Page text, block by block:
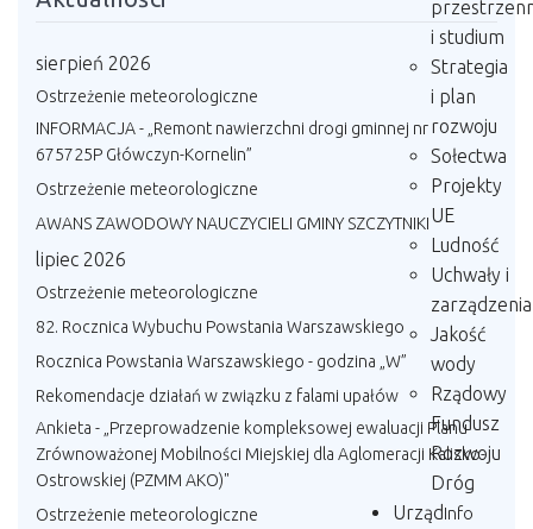
i studium
Strategia
i plan
rozwoju
Sołectwa
Projekty
UE
Ludność
Uchwały i
zarządzenia
Jakość
wody
Rządowy
Fundusz
Rozwoju
Dróg
UrządInfo
sierpień 2026
Ostrzeżenie meteorologiczne
INFORMACJA - „Remont nawierzchni drogi gminnej nr
675725P Główczyn-Kornelin”
Ostrzeżenie meteorologiczne
AWANS ZAWODOWY NAUCZYCIELI GMINY SZCZYTNIKI
lipiec 2026
Ostrzeżenie meteorologiczne
82. Rocznica Wybuchu Powstania Warszawskiego
Rocznica Powstania Warszawskiego - godzina „W”
Rekomendacje działań w związku z falami upałów
Ankieta - „Przeprowadzenie kompleksowej ewaluacji Planu
Zrównoważonej Mobilności Miejskiej dla Aglomeracji Kalisko-
Ostrowskiej (PZMM AKO)"
Ostrzeżenie meteorologiczne